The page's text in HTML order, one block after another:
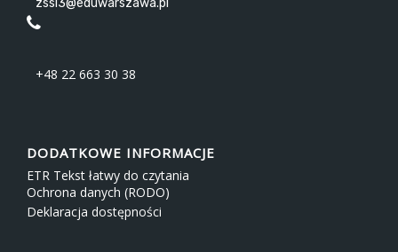
zssl3@eduwarszawa.pl
+48 22 663 30 38
DODATKOWE INFORMACJE
ETR Tekst łatwy do czytania
Ochrona danych (RODO)
Deklaracja dostępności